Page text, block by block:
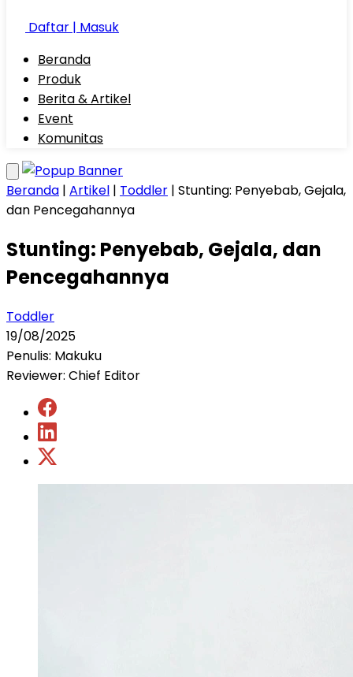
Daftar | Masuk
Beranda
Produk
Berita & Artikel
Event
Komunitas
Beranda | Artikel | Toddler | Stunting: Penyebab, Gejala,
dan Pencegahannya
Stunting: Penyebab, Gejala, dan
Pencegahannya
Toddler
19/08/2025
Penulis: Makuku
Reviewer: Chief Editor